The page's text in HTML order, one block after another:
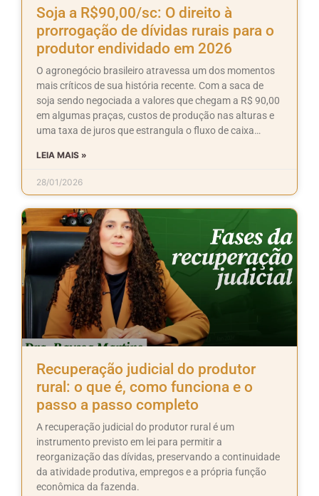
Soja a R$90,00/sc: O direito à
prorrogação de dívidas rurais para o
produtor endividado em 2026
O agronegócio brasileiro atravessa um dos momentos
mais críticos de sua história recente. Com a saca de
soja sendo negociada a valores que chegam a R$ 90,00
em algumas praças, custos de produção nas alturas e
uma taxa de juros que estrangula o fluxo de caixa…
LEIA MAIS »
28/01/2026
Recuperação judicial do produtor
rural: o que é, como funciona e o
passo a passo completo
A recuperação judicial do produtor rural é um
instrumento previsto em lei para permitir a
reorganização das dívidas, preservando a continuidade
da atividade produtiva, empregos e a própria função
econômica da fazenda.